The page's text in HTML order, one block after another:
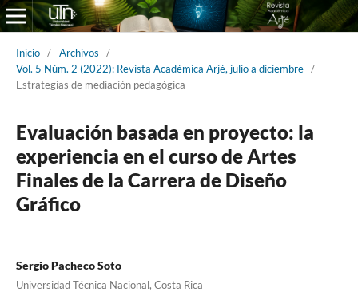
Inicio / Archivos
/
Vol. 5 Núm. 2 (2022): Revista Académica Arjé, julio a diciembre /
Estrategias de mediación pedagógica
Evaluación basada en proyecto: la
experiencia en el curso de Artes
Finales de la Carrera de Diseño
Gráfico
Sergio Pacheco Soto
Universidad Técnica Nacional, Costa Rica